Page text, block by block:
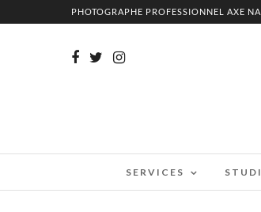
PHOTOGRAPHE PROFESSIONNEL AXE
SERVICES